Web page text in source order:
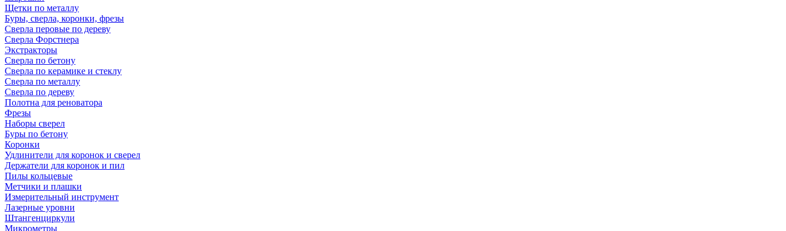
Щетки по металлу
Буры, сверла, коронки, фрезы
Сверла перовые по дереву
Сверла Форстнера
Экстракторы
Сверла по бетону
Сверла по керамике и стеклу
Сверла по металлу
Сверла по дереву
Полотна для реноватора
Фрезы
Наборы сверел
Буры по бетону
Коронки
Удлинители для коронок и сверел
Держатели для коронок и пил
Пилы кольцевые
Метчики и плашки
Измерительный инструмент
Лазерные уровни
Штангенциркули
Микрометры